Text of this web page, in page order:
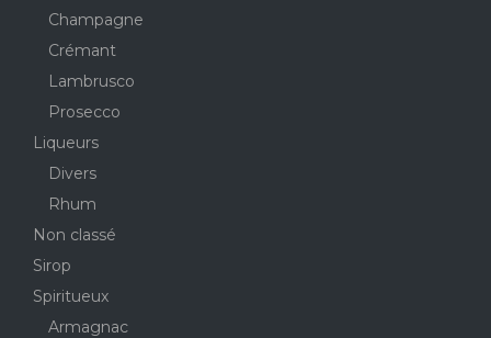
Champagne
Crémant
Lambrusco
Prosecco
Liqueurs
Divers
Rhum
Non classé
Sirop
Spiritueux
Armagnac